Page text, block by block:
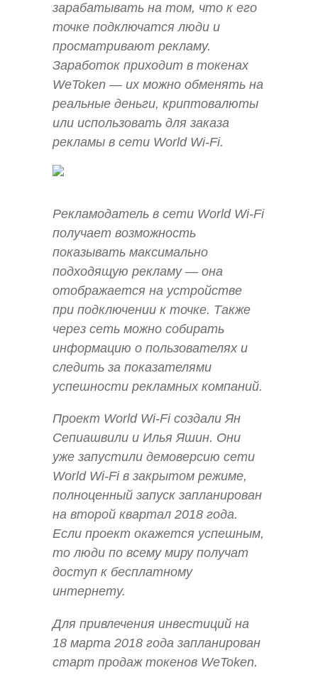
зарабатывать на том, что к его
точке подключатся люди и
просматривают рекламу.
Заработок приходит в токенах
WeToken — их можно обменять на
реальные деньги, криптовалюты
или использовать для заказа
рекламы в сети World Wi-Fi.
Рекламодатель в сети World Wi-Fi
получает возможность
показывать максимально
подходящую рекламу — она
отображается на устройстве
при подключении к точке. Также
через сеть можно собирать
информацию о пользователях и
следить за показателями
успешности рекламных компаний.
Проект World Wi-Fi создали Ян
Сепиашвили и Илья Яшин. Они
уже запустили демоверсию сети
World Wi-Fi в закрытом режиме,
полноценный запуск запланирован
на второй квартал 2018 года.
Если проект окажется успешным,
то люди по всему миру получат
доступ к бесплатному
интернету.
Для привлечения инвестиций на
18 марта 2018 года запланирован
старт продаж токенов WeToken.